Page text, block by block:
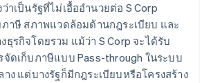
าเป็นรัฐที่ไม่เอื้ออำนวยต่อ S Corp
ภาษี สภาพแวดล้อมด้านกฎระเบียบ และ
รกิจโดยรวม แม้ว่า S Corp จะได้รับ
ดเก็บภาษีแบบ Pass-through ในระบบ
ง แต่บางรัฐก็มีกฎระเบียบหรือโครงสร้าง